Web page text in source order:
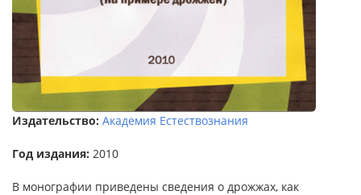
Издательство: Академия Естествознания
Год издания: 2010
В монографии приведены сведения о дрожжах, как